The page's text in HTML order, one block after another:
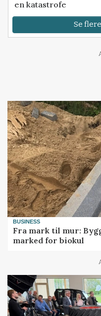
en katastrofe
Se
BUSINESS
Fra mark til mur:
marked for biokul